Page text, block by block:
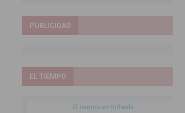
PUBLICIDAD
EL TIEMPO